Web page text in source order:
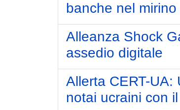
banche nel
Alleanza Shock
assedio digitale
Allerta CERT-UA:
notai ucraini con